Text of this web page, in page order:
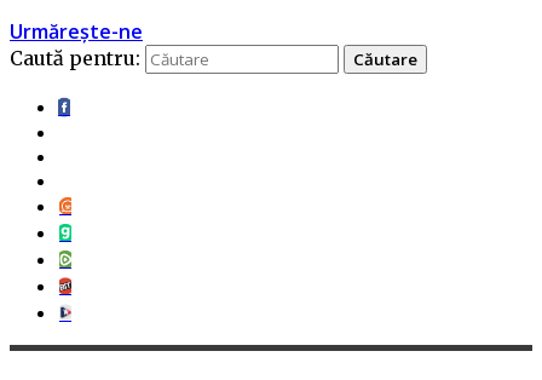
Urmărește-ne
Caută pentru: